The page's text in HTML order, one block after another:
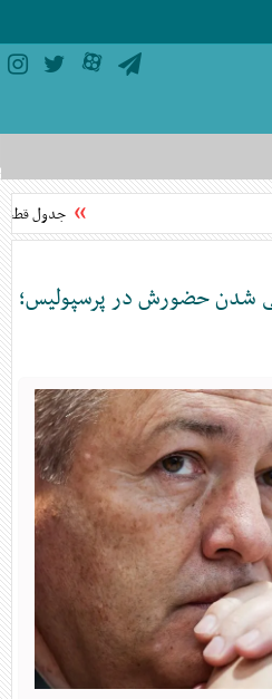
جدول قطعی برق
شدن حضورش در پرسپولیس؛